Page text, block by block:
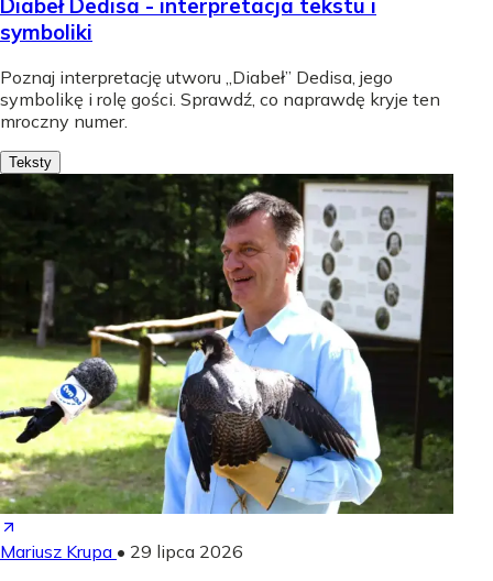
Diabeł Dedisa - interpretacja tekstu i
symboliki
Poznaj interpretację utworu „Diabeł” Dedisa, jego
symbolikę i rolę gości. Sprawdź, co naprawdę kryje ten
mroczny numer.
Teksty
Mariusz Krupa • 29 lipca 2026